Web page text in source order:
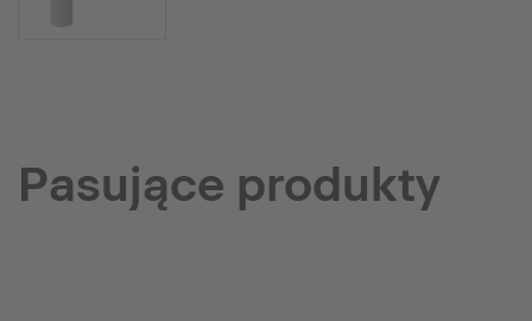
Pasujące produkty